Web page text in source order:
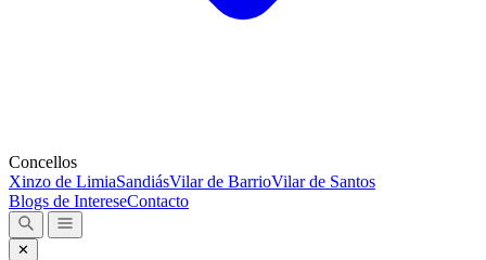
Concellos
Xinzo de LimiaSandiásVilar de BarrioVilar de Santos
Blogs de IntereseContacto
✕